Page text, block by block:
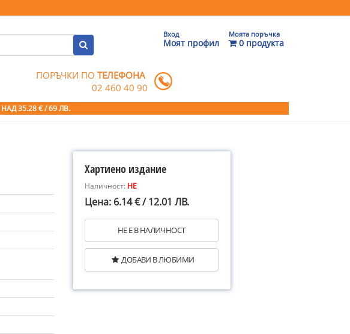
Вход
Моят профил
Моята поръчка
0 продукта
ПОРЪЧКИ ПОТЕЛЕФОНА
02 460 40 90
НАД 35.28 € / 69 ЛВ.
Хартиено издание
Наличност: НЕ
Цена: 6.14 € / 12.01 ЛВ.
НЕ Е В НАЛИЧНОСТ
ДОБАВИ В ЛЮБИМИ